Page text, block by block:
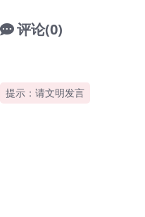
评论(0)
提示：请文明发言